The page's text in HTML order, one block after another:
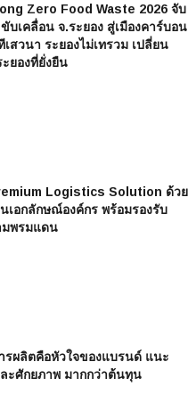
Zero Food Waste 2026 จับ
เคลื่อน จ.ระยอง สู่เมืองคาร์บอน
สวนา ระยองไม่เทรวม เปลี่ยน
ยองที่ยั่งยืน
Logistics Solution ด้วย
อกลักษณ์องค์กร พร้อมรองรับ
มพรมแดน
ผลิตคือหัวใจของแบรนด์ แนะ
ะศักยภาพ มากกว่าต้นทุน